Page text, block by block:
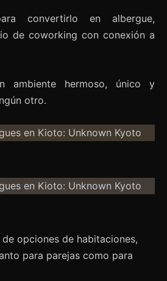
convertirlo en albergue,
de coworking con conexión a
ambiente hermoso, único y
otro.
opciones de habitaciones,
para parejas como para